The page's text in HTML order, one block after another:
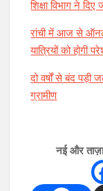
शिक्षा विभाग ने
रांची में आज से
यात्रियों को होगी
दो वर्षों से बंद पड़ी
ग्रामीण
नई और